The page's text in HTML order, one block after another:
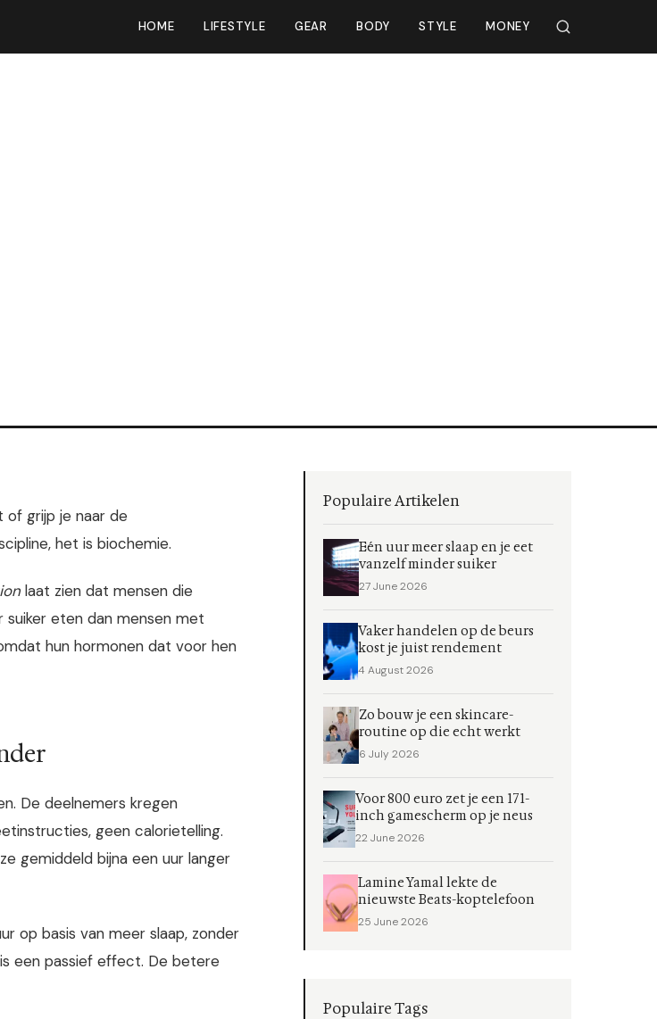
HOME LIFESTYLE GEAR BODY STYLE MONEY
grijp je naar de
het is biochemie.
laat zien dat mensen die
suiker eten dan mensen met
hun hormonen dat voor hen
De deelnemers kregen
geen calorietelling.
gemiddeld bijna een uur langer
op basis van meer slaap, zonder
een passief effect. De betere
Populaire Artikelen
Eén uur meer slaap en je eet
vanzelf minder suiker
27 June 2026
Vaker handelen op de beurs
kost je juist rendement
4 August 2026
Zo bouw je een skincare-
routine op die echt werkt
6 July 2026
Voor 800 euro zet je een 171-
inch gamescherm op je neus
22 June 2026
Lamine Yamal lekte de
nieuwste Beats-koptelefoon
25 June 2026
Populaire Tags